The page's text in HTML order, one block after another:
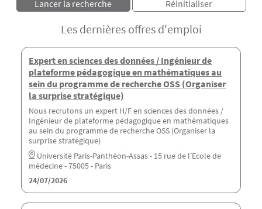
Les dernières offres d'emploi
Expert en sciences des données / Ingénieur de
plateforme pédagogique en mathématiques au
sein du programme de recherche OSS (Organiser
la surprise stratégique)
Nous recrutons un expert H/F en sciences des données /
Ingénieur de plateforme pédagogique en mathématiques
au sein du programme de recherche OSS (Organiser la
surprise stratégique)
Université Paris-Panthéon-Assas - 15 rue de l’Ecole de
médecine - 75005 - Paris
24/07/2026